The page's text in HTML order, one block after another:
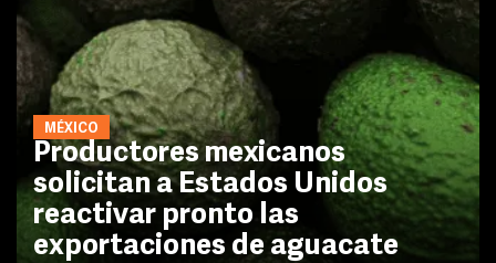
MÉXICO
Productores mexicanos
solicitan a Estados Unidos
reactivar pronto las
exportaciones de aguacate